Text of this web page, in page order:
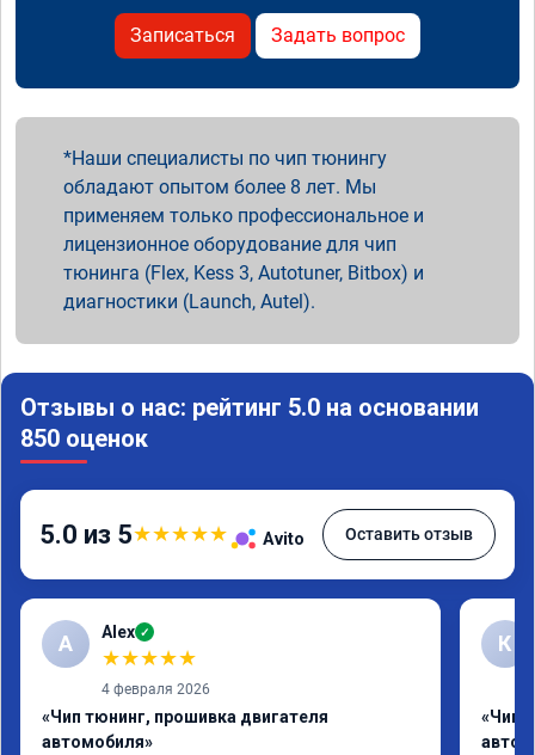
Записаться Задать вопрос
Наши специалисты по чип тюнингу
обладают опытом более 8 лет. Мы
применяем только профессиональное и
лицензионное оборудование для чип
тюнинга (Flex, Kess 3, Autotuner, Bitbox) и
диагностики (Launch, Autel).
Отзывы о нас: рейтинг 5.0 на основании
850 оценок
5.0 из 5★★★★★ Avito Оставить отзыв
A Alex ✓
★★★★★
4 февраля 2026
«Чип тюнинг, прошивка двигателя
автомобиля»
К
«Чип